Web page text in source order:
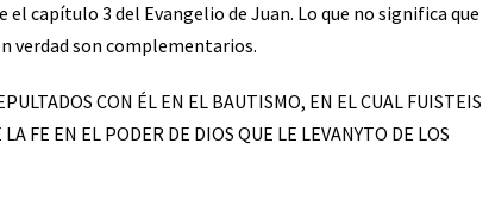
capítulo 3 del Evangelio de Juan. Lo que no significa que
verdad son complementarios.
CON ÉL EN EL BAUTISMO, EN EL CUAL FUISTEIS
FE EN EL PODER DE DIOS QUE LE LEVANYTO DE LOS